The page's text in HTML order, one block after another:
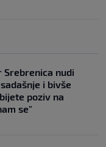
nudi
i bivše
poziv na
se"